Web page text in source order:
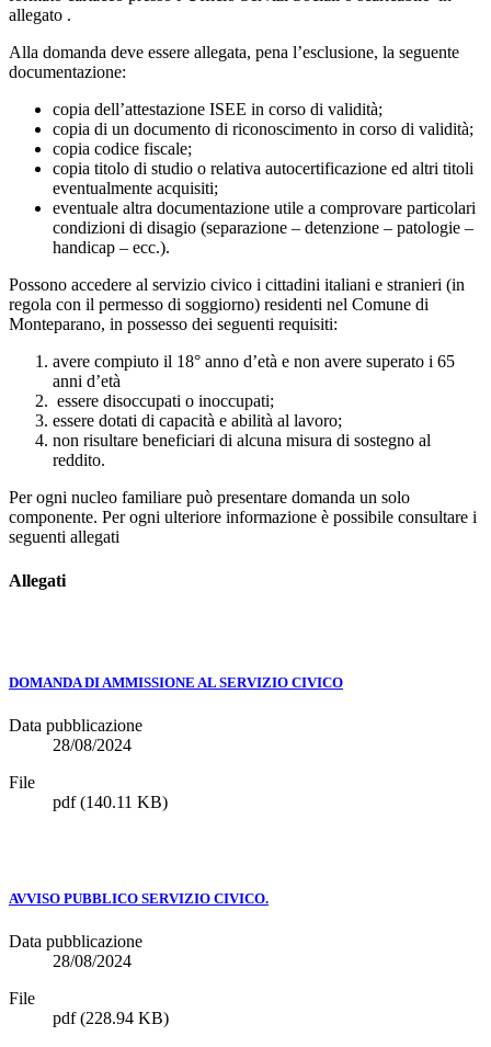
allegato .
Alla domanda deve essere allegata, pena l’esclusione, la seguente
documentazione:
copia dell’attestazione ISEE in corso di validità;
copia di un documento di riconoscimento in corso di validità;
copia codice fiscale;
copia titolo di studio o relativa autocertificazione ed altri titoli
eventualmente acquisiti;
eventuale altra documentazione utile a comprovare particolari
condizioni di disagio (separazione – detenzione – patologie –
handicap – ecc.).
Possono accedere al servizio civico i cittadini italiani e stranieri (in
regola con il permesso di soggiorno) residenti nel Comune di
Monteparano, in possesso dei seguenti requisiti:
avere compiuto il 18° anno d’età e non avere superato i 65
anni d’età
essere disoccupati o inoccupati;
essere dotati di capacità e abilità al lavoro;
non risultare beneficiari di alcuna misura di sostegno al
reddito.
Per ogni nucleo familiare può presentare domanda un solo
componente. Per ogni ulteriore informazione è possibile consultare i
seguenti allegati
Allegati
DOMANDA DI AMMISSIONE AL SERVIZIO CIVICO
Data pubblicazione
28/08/2024
File
pdf(140.11 KB)
AVVISO PUBBLICO SERVIZIO CIVICO.
Data pubblicazione
28/08/2024
File
pdf(228.94 KB)